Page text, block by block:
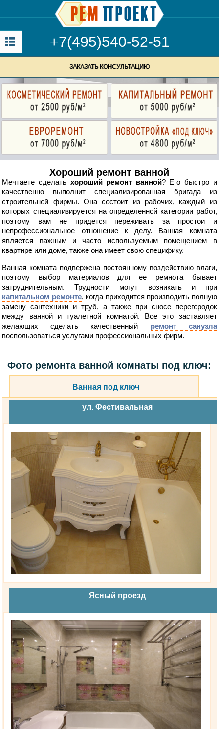
+7(495)540-52-51
ЗАКАЗАТЬ КОНСУЛЬТАЦИЮ
Хороший ремонт ванной
Мечтаете сделать хороший ремонт ванной? Его быстро и
качественно выполнит специализированная бригада из
строительной фирмы. Она состоит из рабочих, каждый из
которых специализируется на определенной категории работ,
поэтому вам не придется переживать за простои и
непрофессиональное отношение к делу. Ванная комната
является важным и часто используемым помещением в
квартире или доме, также она имеет свою специфику.
Ванная комната подвержена постоянному воздействию влаги,
поэтому выбор материалов для ее ремнота бывает
затруднительным. Трудности могут возникать и при
капитальном ремонте, когда приходится производить полную
замену сантехники и труб, а также при сносе перегородок
между ванной и туалетной комнатой. Все это заставляет
желающих сделать качественный ремонт санузла
воспользоваться услугами профессиональных фирм.
Фото ремонта ванной комнаты под ключ:
Ванная под ключ
ул. Фестивальная
Ясный проезд